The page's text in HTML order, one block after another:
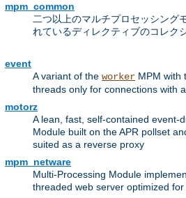
mpm_common
二つ以上のマルチプロセッシング
れているディレクティブのコレク
event
A variant of the worker MPM with
threads only for connections with
motorz
A lean, fast, self-contained event-
Module built on the APR pollset
suited as a reverse proxy
mpm_netware
Multi-Processing Module
threaded web server optimized